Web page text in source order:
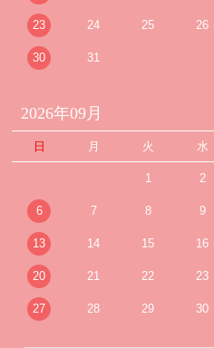
23 24 25 26
30 31
2026年09月
日 月 火 水
1 2
6 7 8 9
13 14 15 16
20 21 22 23
27 28 29 30